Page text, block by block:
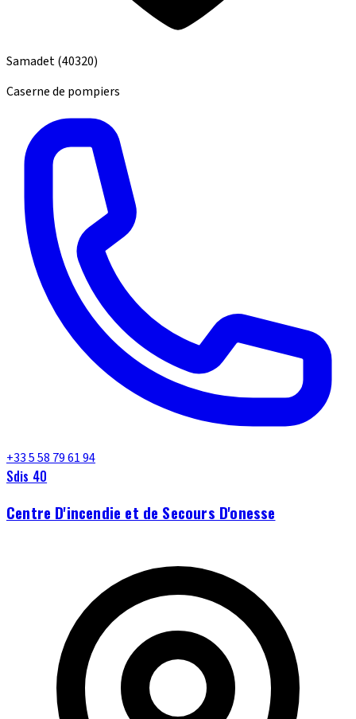
Samadet(40320)
Caserne de pompiers
+33 5 58 79 61 94
Sdis 40
Centre D'incendie et de Secours D'onesse